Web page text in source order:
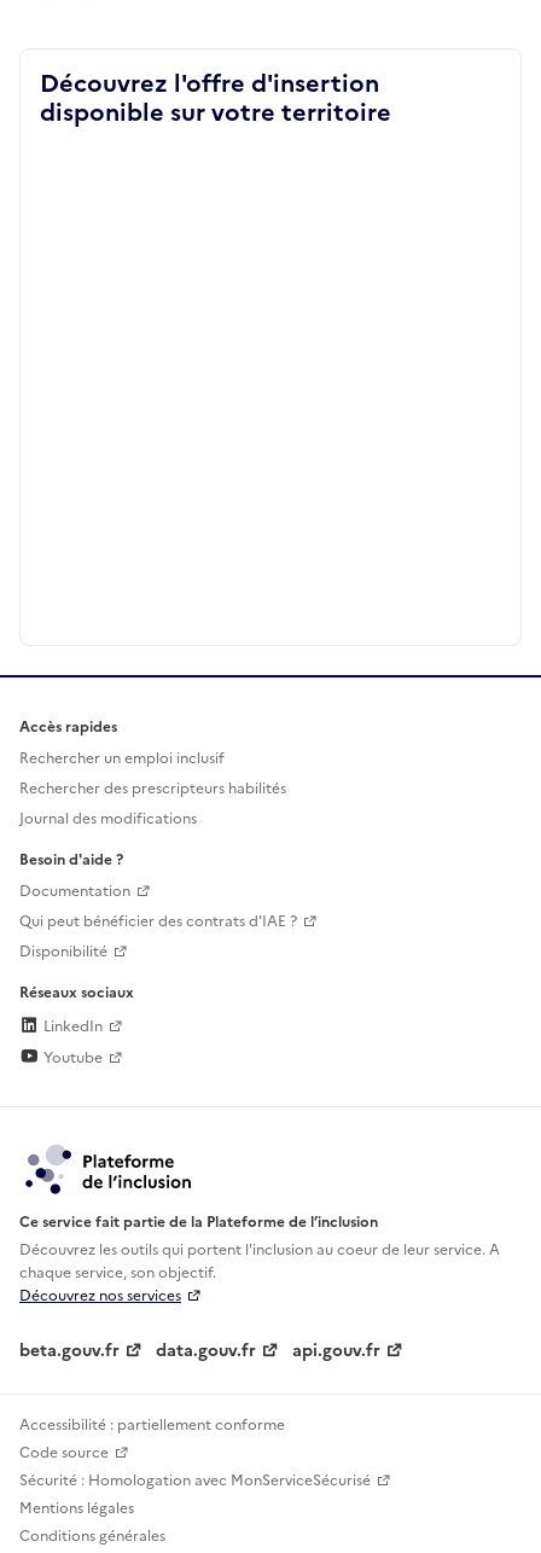
Découvrez l'offre d'insertion
disponible sur votre territoire
Accès rapides
Rechercher un emploi inclusif
Rechercher des prescripteurs habilités
Journal des modifications
Besoin d'aide ?
Documentation
Qui peut bénéficier des contrats d'IAE ?
Disponibilité
Réseaux sociaux
LinkedIn
Youtube
Ce service fait partie de la Plateforme de l’inclusion
Découvrez les outils qui portent l'inclusion aucoeur de leur service. A
chaque service, son objectif.
Découvrez nos services
beta.gouv.fr data.gouv.fr api.gouv.fr
Accessibilité : partiellement conforme
Code source
Sécurité : Homologation avec MonServiceSécurisé
Mentions légales
Conditions générales